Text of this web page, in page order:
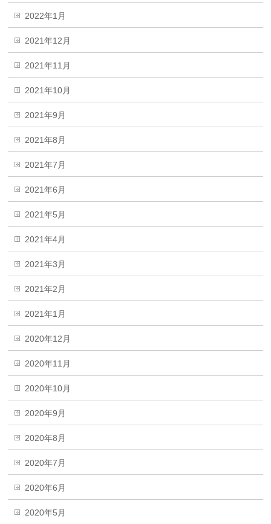
2022年1月
2021年12月
2021年11月
2021年10月
2021年9月
2021年8月
2021年7月
2021年6月
2021年5月
2021年4月
2021年3月
2021年2月
2021年1月
2020年12月
2020年11月
2020年10月
2020年9月
2020年8月
2020年7月
2020年6月
2020年5月